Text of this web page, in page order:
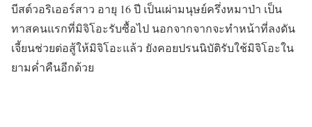
บีสต์วอริเออร์สาว อายุ 16 ปี เป็นเผ่ามนุษย์ครึ่งหมาป่า เป็น
ทาสคนแรกที่มิจิโอะรับซื้อไป นอกจากจากจะทำหน้าที่ลงดัน
เจี้ยนช่วยต่อสู้ให้มิจิโอะแล้ว ยังคอยปรนนิบัติรับใช้มิจิโอะใน
ยามค่ำคืนอีกด้วย